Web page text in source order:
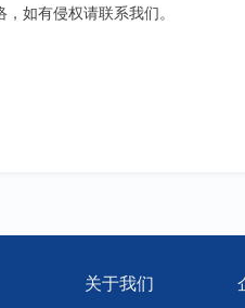
如有侵权请联系我们。
关于我们